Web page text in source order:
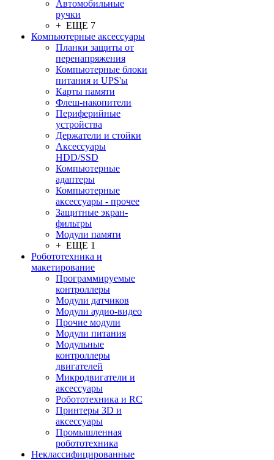
Автомобильные
ручки
+ ЕЩЕ 7
Компьютерные аксессуары
Планки защиты от
перенапряжения
Компьютерные блоки
питания и UPS'ы
Карты памяти
Флеш-накопители
Периферийные
устройства
Держатели и стойки
Аксессуары
HDD/SSD
Компьютерные
адаптеры
Компьютерные
аксессуары - прочее
Защитные экран-
фильтры
Модули памяти
+ ЕЩЕ 1
Робототехника и
макетирование
Программируемые
контроллеры
Модули датчиков
Модули аудио-видео
Прочие модули
Модули питания
Модульные
контроллеры
двигателей
Микродвигатели и
аксессуары
Робототехника и RC
Принтеры 3D и
аксессуары
Промышленная
робототехника
Неклассифицированные